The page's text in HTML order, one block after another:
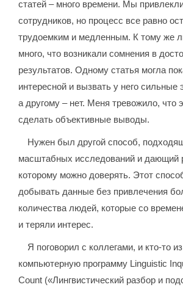
статей – много времени. Мы
сотрудников, но процесс все равно
трудоемким и медленным. К тому же
много, что возникали сомнения в
результатов. Одному статья могла
интересной и вызвать у него сильные
а другому – нет. Меня тревожило, что
сделать объективные выводы.
Нужен был другой способ,
масштабных исследований и дающий
которому можно доверять. Этот
добывать данные без привлечения
количества людей, которые со
и теряли интерес.
Я поговорил с коллегами, и кто-то
компьютерную программу Linguistic
Count («Лингвистический разбор и